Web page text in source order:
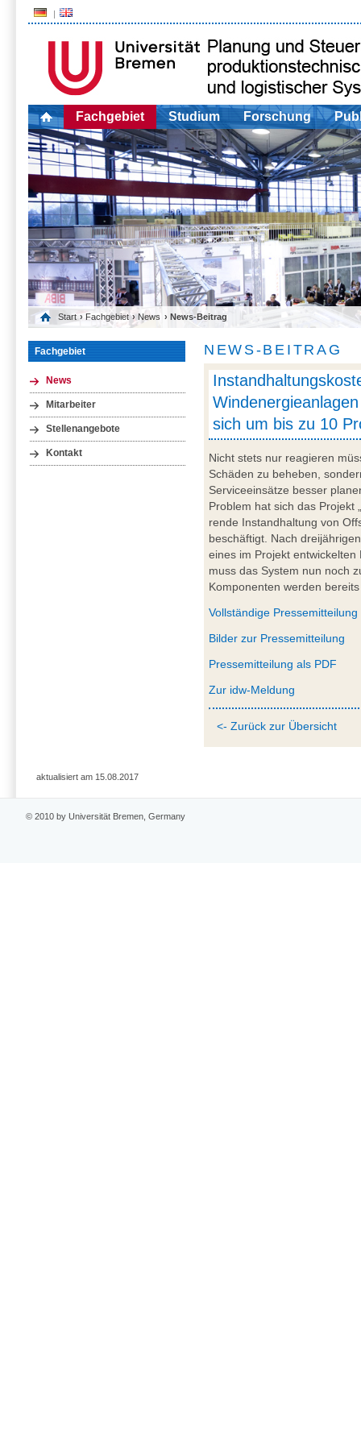
Fachgebiet Studium Forschung
Start › Fachgebiet › News › News-Beitrag
Fachgebiet
News
Mitarbeiter
Stellenangebote
Kontakt
NEWS-BEITRAG
sich um bis zu 10
Nicht stets nur reagieren
Schäden zu beheben,
Serviceeinsätze besser
Problem hat sich das Projekt
rende Instandhaltung von
beschäftigt. Nach
eines im Projekt
muss das System nun noch
Komponenten werden
Vollständige Pressemitteilung
Bilder zur Pressemitteilung
Pressemitteilung als PDF
Zur idw-Meldung
<- Zurück zur Übersicht
aktualisiert am 15.08.2017
© 2010 by Universität Bremen, Germany